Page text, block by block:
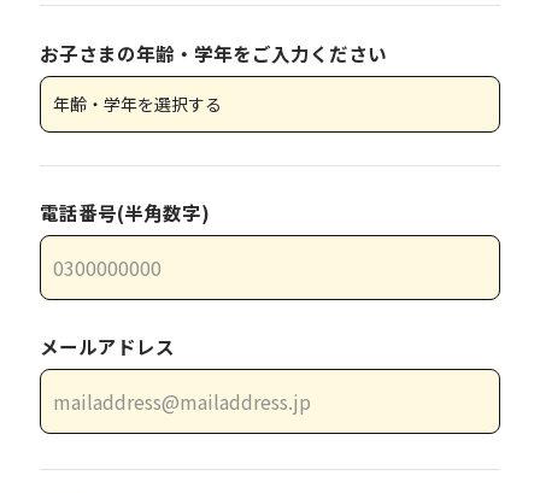
お子さまの年齢・学年をご入力ください
電話番号(半角数字)
メールアドレス